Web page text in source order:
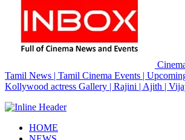
Tamil News | Tamil Cinema Events |
Kollywood actress Gallery | Rajini | Ajith |
HOME